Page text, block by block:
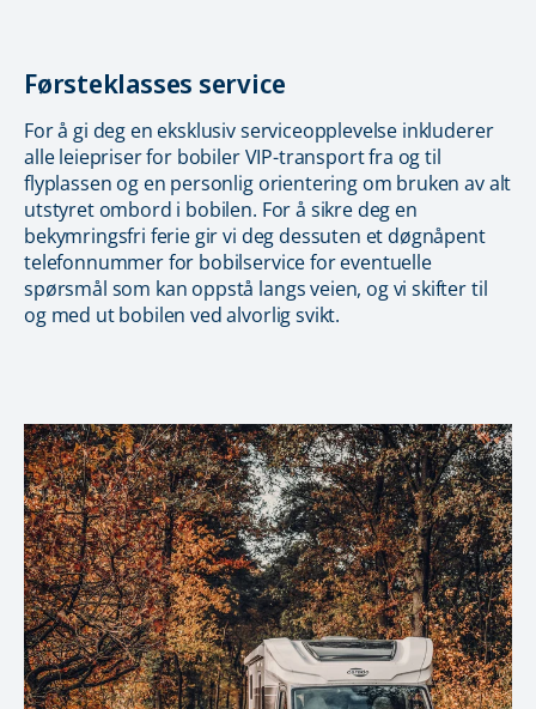
Førsteklasses service
For å gi deg en eksklusiv serviceopplevelse inkluderer
alle leiepriser for bobiler VIP-transport fra og til
flyplassen og en personlig orientering om bruken av alt
utstyret ombord i bobilen. For å sikre deg en
bekymringsfri ferie gir vi deg dessuten et døgnåpent
telefonnummer for bobilservice for eventuelle
spørsmål som kan oppstå langs veien, og vi skifter til
og med ut bobilen ved alvorlig svikt.